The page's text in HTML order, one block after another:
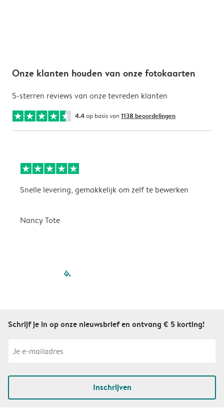
Onze klanten houden van onze fotokaarten
5-sterren reviews van onze tevreden klanten
4.4op basis van 1138 beoordelingen
Snelle levering, gemakkelijk om zelf te bewerken
Nancy Tote
filled-pagination
Schrijf je in op onze nieuwsbrief en ontvang € 5 korting!
Inschrijven